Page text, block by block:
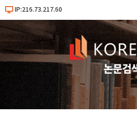
IP:216.73.217.60